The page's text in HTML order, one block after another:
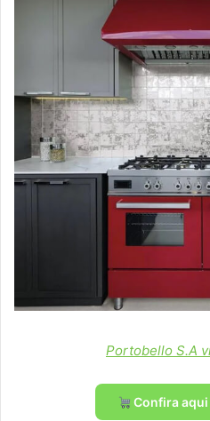
Portobello S.A
Confira